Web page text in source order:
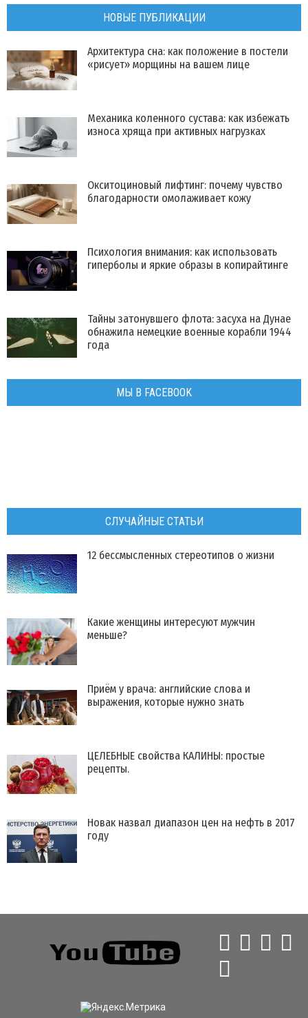
НОВЫЕ ПУБЛИКАЦИИ
Архитектура сна: как положение в постели
«рисует» морщины на вашем лице
Механика коленного сустава: как избежать
износа хряща при активных нагрузках
Окситоциновый лифтинг: почему чувство
благодарности омолаживает кожу
Психология внимания: как использовать
гиперболы и яркие образы в копирайтинге
Тайны затонувшего флота: засуха на Дунае
обнажила немецкие военные корабли 1944
года
МЫ В FACEBOOK
СЛУЧАЙНЫЕ СТАТЬИ
12 бессмысленных стереотипов о жизни
Какие женщины интересуют мужчин
меньше?
Приём у врача: английские слова и
выражения, которые нужно знать
ЦЕЛЕБНЫЕ свойства КАЛИНЫ: простые
рецепты.
Новак назвал диапазон цен на нефть в 2017
году